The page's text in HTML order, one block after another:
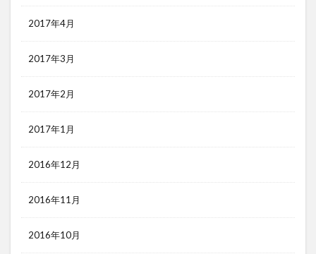
2017年4月
2017年3月
2017年2月
2017年1月
2016年12月
2016年11月
2016年10月